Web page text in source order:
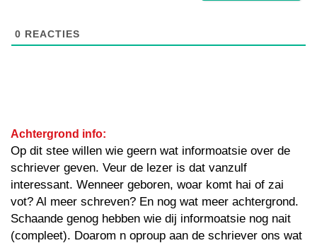
0 REACTIES
Achtergrond info:
Op dit stee willen wie geern wat informoatsie over de
schriever geven. Veur de lezer is dat vanzulf
interessant. Wenneer geboren, woar komt hai of zai
vot? Al meer schreven? En nog wat meer achtergrond.
Schaande genog hebben wie dij informoatsie nog nait
(compleet). Doarom n oproup aan de schriever ons wat